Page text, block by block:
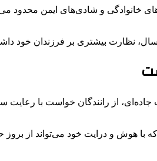
و شادی‌های ایمن محدود
نظارت بیشتری بر فرزندان خود
با تأکید بر نقش عامل انسانی در بیش از ۵۰ درصد
هوش و درایت خود می‌تواند از بروز